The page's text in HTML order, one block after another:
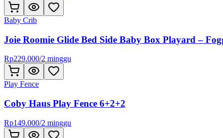
Baby Crib
Joie Roomie Glide Bed Side Baby Box Playard –
Rp229.000/2 minggu
Play Fence
Coby Haus Play Fence 6+2+2
Rp149.000/2 minggu